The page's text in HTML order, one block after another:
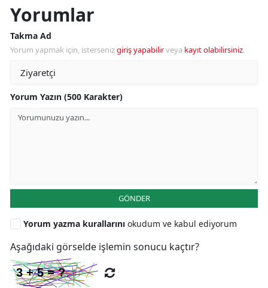
Yorumlar
Takma Ad
Yorum yapmak için, istersenizgiriş yapabilirveya kayıt olabilirsiniz.
Yorum Yazın (500 Karakter)
GÖNDER
Yorum yazma kurallarını okudum ve kabul ediyorum
Aşağıdaki görselde işlemin sonucu kaçtır?